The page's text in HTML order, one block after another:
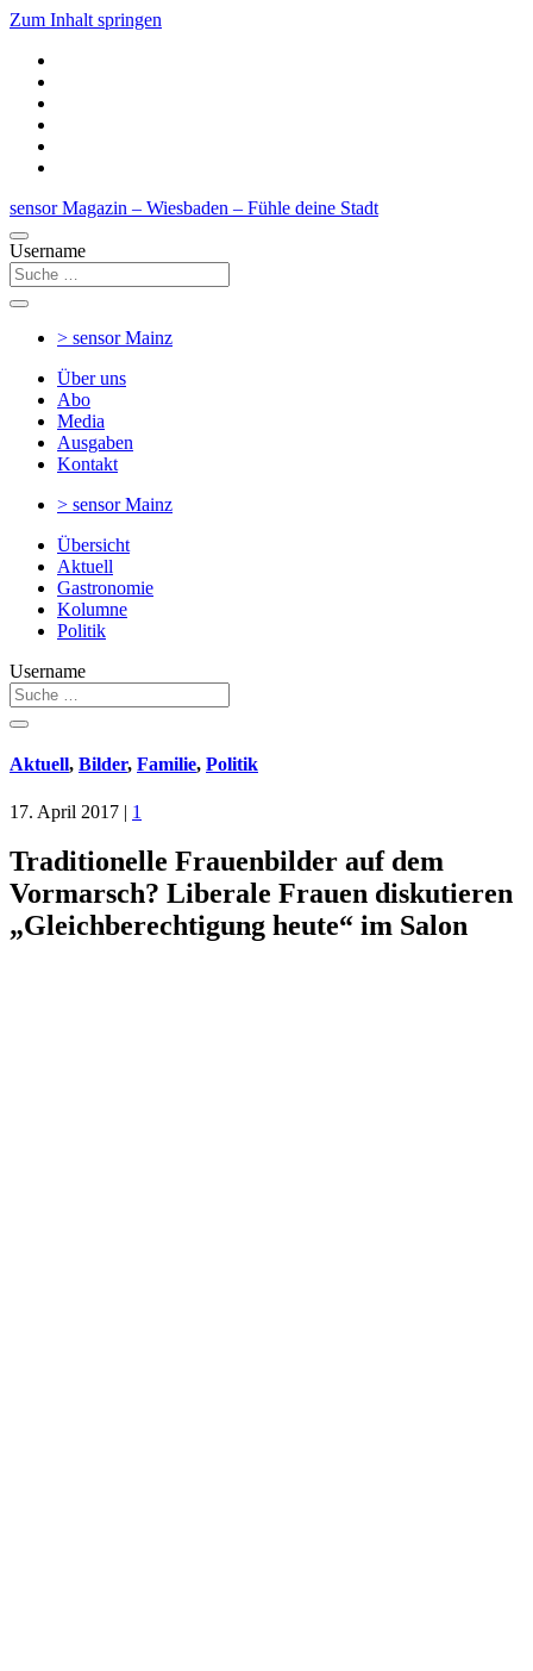
Zum Inhalt springen
sensor Magazin – Wiesbaden – Fühle deine Stadt
Username
> sensorMainz
Über uns
Abo
Media
Ausgaben
Kontakt
> sensorMainz
Übersicht
Aktuell
Gastronomie
Kolumne
Politik
Username
Aktuell, Bilder, Familie, Politik
17. April 2017 | 1
Traditionelle Frauenbilder auf dem
Vormarsch? Liberale Frauen diskutieren
„Gleichberechtigung heute“ im Salon